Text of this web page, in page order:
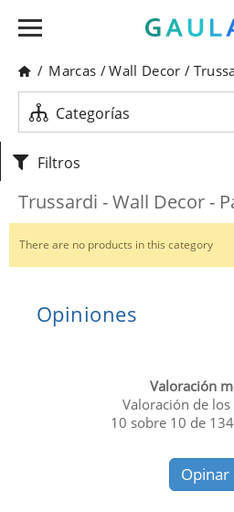
/ Marcas /Wall Decor /
Categorías
Filtros
Trussardi - Wall Decor -
There are no products in this category
Opiniones
Valoración
Valoración de
10 sobre 10 de 134
Opinar